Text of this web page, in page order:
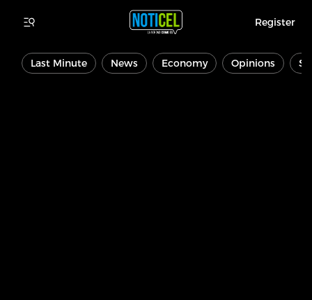
Register
Last Minute News Economy Opinions